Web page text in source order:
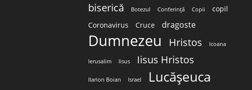
biserică Botezul Conferință Copii
copil
Coronavirus
Cruce dragoste
Dumnezeu Hristos Icoana
Ierusalim Iisus Iisus Hristos
Ilarion Boian Israel Lucășeuca